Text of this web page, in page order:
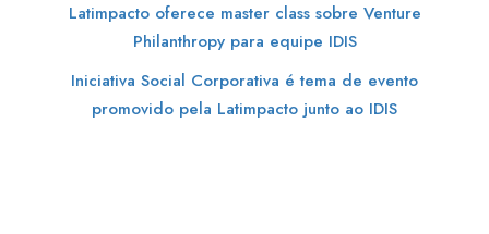
Latimpacto oferece master class sobre Venture
Philanthropy para equipe IDIS
Iniciativa Social Corporativa é tema de evento
promovido pela Latimpacto junto ao IDIS